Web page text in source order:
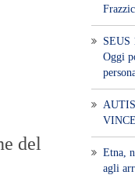
del
SEUS
Oggi
Etna,
agli